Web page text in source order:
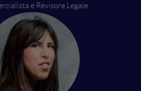
e Revisore Legale